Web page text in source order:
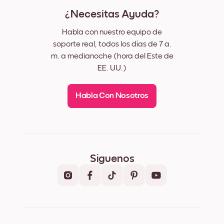
¿Necesitas Ayuda?
Habla con nuestro equipo de
soporte real, todos los días de 7 a.
m. a medianoche (hora del Este de
EE. UU.)
Habla Con Nosotros
Síguenos